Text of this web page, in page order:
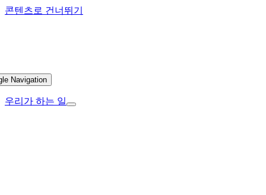
콘텐츠로 건너뛰기
Navigation
우리가 하는 일